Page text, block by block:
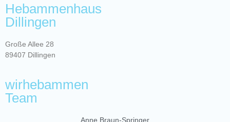
Hebammenhaus
Dillingen
Große Allee 28
89407 Dillingen
wirhebammen
Team
Anne Braun-Springer